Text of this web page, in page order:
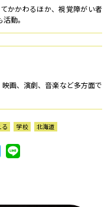
かかわるほか、視覚障がい者
動。
画、演劇、音楽など多方面で
る 学校 北海道